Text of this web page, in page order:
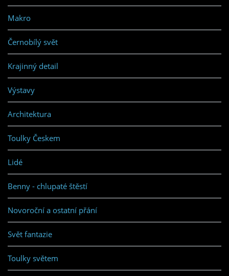
Makro
Černobílý svět
Krajinný detail
Výstavy
Architektura
Toulky Českem
Lidé
Benny - chlupaté štěstí
Novoroční a ostatní přání
Svět fantazie
Toulky světem